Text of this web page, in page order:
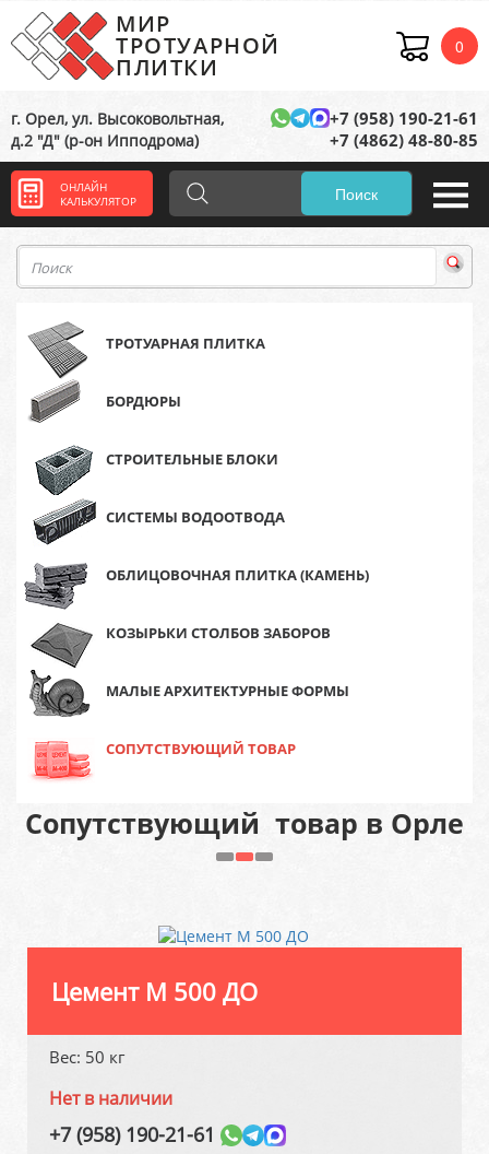
МИР
ТРОТУАРНОЙ
ПЛИТКИ
г. Орел, ул. Высоковольтная,
д.2 "Д" (р-он Ипподрома)
+7 (958) 190-21-61
+7 (4862) 48-80-85
ОНЛАЙН
КАЛЬКУЛЯТОР
0
Поиск
ТРОТУАРНАЯ ПЛИТКА
БОРДЮРЫ
СТРОИТЕЛЬНЫЕ БЛОКИ
СИСТЕМЫ ВОДООТВОДА
ОБЛИЦОВОЧНАЯ ПЛИТКА (КАМЕНЬ)
КОЗЫРЬКИ СТОЛБОВ ЗАБОРОВ
МАЛЫЕ АРХИТЕКТУРНЫЕ ФОРМЫ
СОПУТСТВУЮЩИЙ ТОВАР
Сопутствующий товар в Орле
Цемент М 500 ДО
Вес: 50 кг
Нет в наличии
+7 (958) 190-21-61